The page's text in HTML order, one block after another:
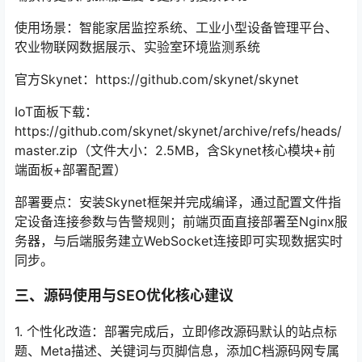
使用场景：智能家居监控系统、工业小型设备管理平台、
农业物联网数据展示、实验室环境监测系统
官方Skynet：https://github.com/skynet/skynet
IoT面板下载：
https://github.com/skynet/skynet/archive/refs/heads/
master.zip（文件大小：2.5MB，含Skynet核心模块+前
端面板+部署配置）
部署要点：安装Skynet框架并完成编译，通过配置文件指
定设备连接参数与告警规则；前端页面直接部署至Nginx服
务器，与后端服务建立WebSocket连接即可实现数据实时
同步。
三、源码使用与SEO优化核心建议
1. 个性化改造：部署完成后，立即修改源码默认的站点标
题、Meta描述、关键词与页脚信息，添加C档源码网专属